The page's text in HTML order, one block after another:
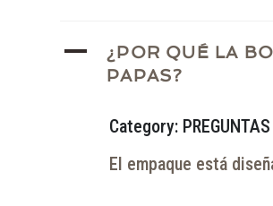
A
¿POR QUÉ LA
PAPAS?
Category:
El empaque está